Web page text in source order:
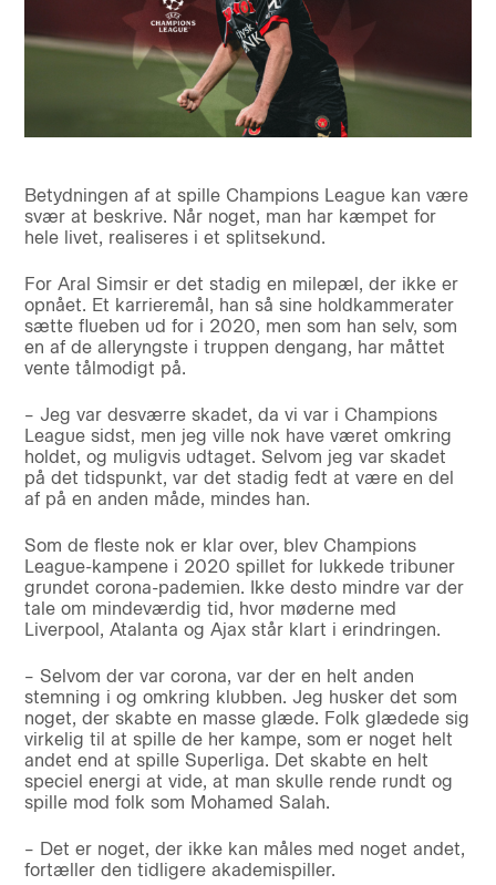
Betydningen af at spille Champions League kan være
svær at beskrive. Når noget, man har kæmpet for
hele livet, realiseres i et splitsekund.
For Aral Simsir er det stadig en milepæl, der ikke er
opnået. Et karrieremål, han så sine holdkammerater
sætte flueben ud for i 2020, men som han selv, som
en af de alleryngste i truppen dengang, har måttet
vente tålmodigt på.
– Jeg var desværre skadet, da vi var i Champions
League sidst, men jeg ville nok have været omkring
holdet, og muligvis udtaget. Selvom jeg var skadet
på det tidspunkt, var det stadig fedt at være en del
af på en anden måde, mindes han.
Som de fleste nok er klar over, blev Champions
League-kampene i 2020 spillet for lukkede tribuner
grundet corona-pademien. Ikke desto mindre var der
tale om mindeværdig tid, hvor møderne med
Liverpool, Atalanta og Ajax står klart i erindringen.
– Selvom der var corona, var der en helt anden
stemning i og omkring klubben. Jeg husker det som
noget, der skabte en masse glæde. Folk glædede sig
virkelig til at spille de her kampe, som er noget helt
andet end at spille Superliga. Det skabte en helt
speciel energi at vide, at man skulle rende rundt og
spille mod folk som Mohamed Salah.
– Det er noget, der ikke kan måles med noget andet,
fortæller den tidligere akademispiller.